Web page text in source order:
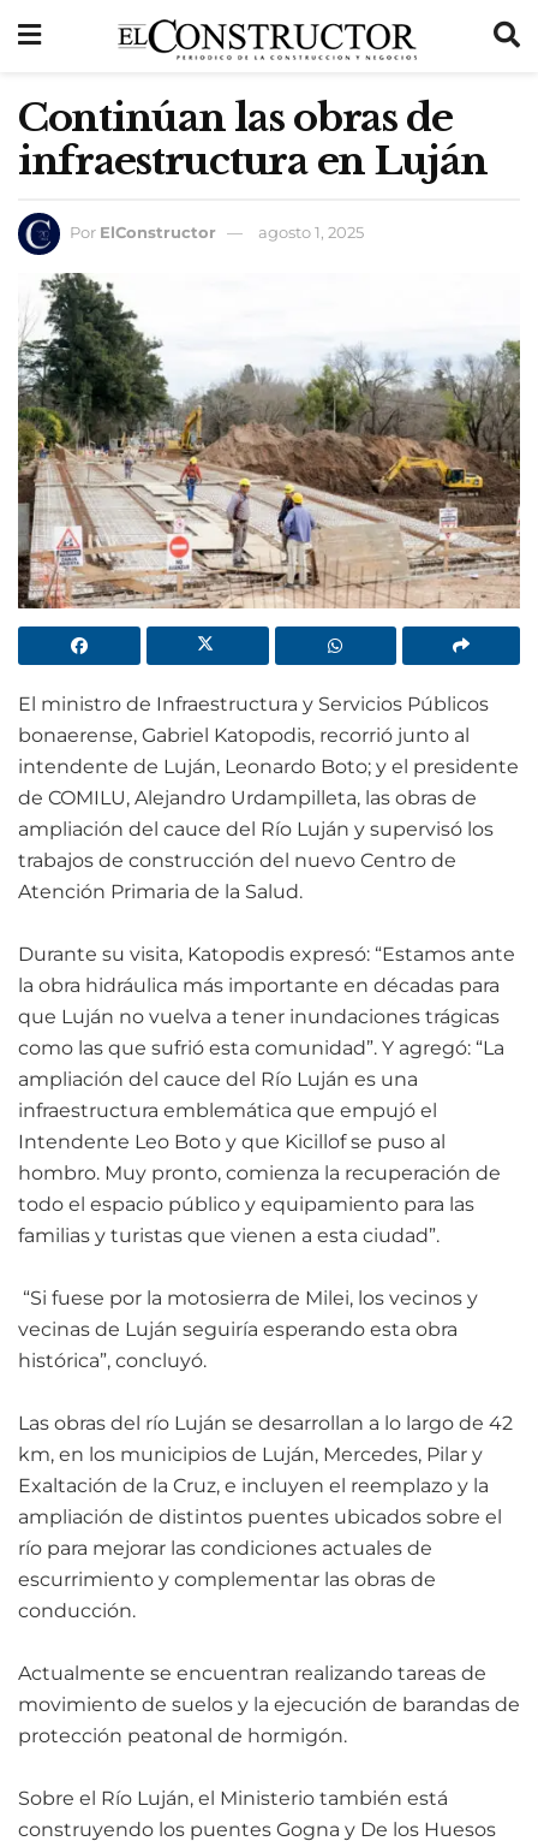
Continúan las obras de
infraestructura en Luján
Por ElConstructor agosto 1, 2025
El ministro de Infraestructura y Servicios Públicos
bonaerense, Gabriel Katopodis, recorrió junto al
intendente de Luján, Leonardo Boto; y el presidente
de COMILU, Alejandro Urdampilleta, las obras de
ampliación del cauce del Río Luján y supervisó los
trabajos de construcción del nuevo Centro de
Atención Primaria de la Salud.
Durante su visita, Katopodis expresó: “Estamos ante
la obra hidráulica más importante en décadas para
que Luján no vuelva a tener inundaciones trágicas
como las que sufrió esta comunidad”. Y agregó: “La
ampliación del cauce del Río Luján es una
infraestructura emblemática que empujó el
Intendente Leo Boto y que Kicillof se puso al
hombro. Muy pronto, comienza la recuperación de
todo el espacio público y equipamiento para las
familias y turistas que vienen a esta ciudad”.
“Si fuese por la motosierra de Milei, los vecinos y
vecinas de Luján seguiría esperando esta obra
histórica”, concluyó.
Las obras del río Luján se desarrollan a lo largo de 42
km, en los municipios de Luján, Mercedes, Pilar y
Exaltación de la Cruz, e incluyen el reemplazo y la
ampliación de distintos puentes ubicados sobre el
río para mejorar las condiciones actuales de
escurrimiento y complementar las obras de
conducción.
Actualmente se encuentran realizando tareas de
movimiento de suelos y la ejecución de barandas de
protección peatonal de hormigón.
Sobre el Río Luján, el Ministerio también está
construyendo los puentes Gogna y De los Huesos